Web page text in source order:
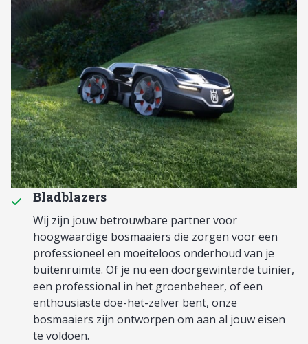
Bladblazers
Wij zijn jouw betrouwbare partner voor
hoogwaardige bosmaaiers die zorgen voor een
professioneel en moeiteloos onderhoud van je
buitenruimte. Of je nu een doorgewinterde tuinier,
een professional in het groenbeheer, of een
enthousiaste doe-het-zelver bent, onze
bosmaaiers zijn ontworpen om aan al jouw eisen
te voldoen.